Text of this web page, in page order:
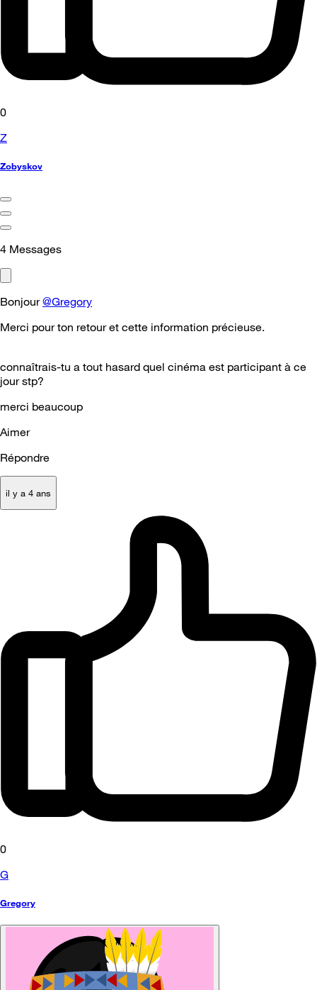
0
Z
Zobyskov
4 Messages
Bonjour@Gregory
Merci pour ton retour et cette information précieuse.
connaîtrais-tu a tout hasard quel cinéma est participant à ce
jour stp?
merci beaucoup
Aimer
Répondre
il y a 4 ans
0
G
Gregory